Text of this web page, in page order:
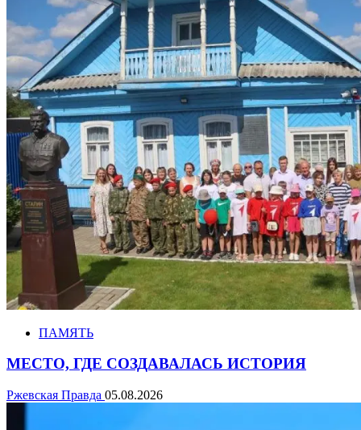
ПАМЯТЬ
МЕСТО, ГДЕ СОЗДАВАЛАСЬ ИСТОРИЯ
Ржевская Правда 05.08.2026